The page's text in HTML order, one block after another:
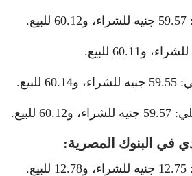
للبيع.
في البنوك المصرية: